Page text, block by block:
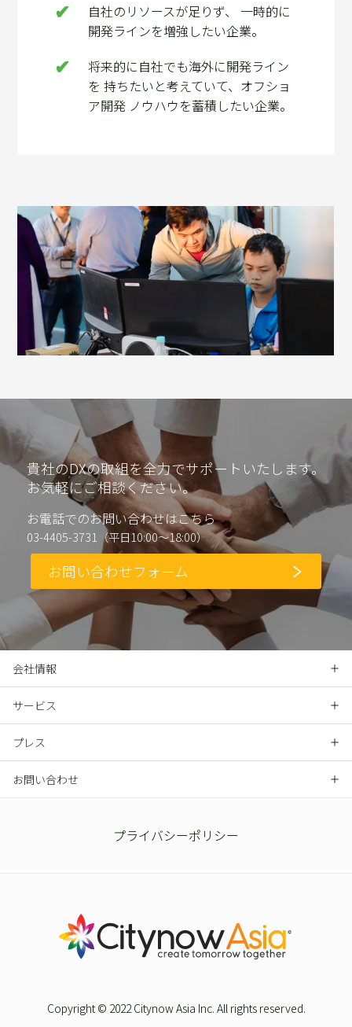
自社のリソースが足りず、 一時的に
開発ラインを増強したい企業。
将来的に自社でも海外に開発ライン
を 持ちたいと考えていて、オフショ
ア開発 ノウハウを蓄積したい企業。
貴社のDXの取組を全力でサポートいたします。
お気軽にご相談ください。
お電話でのお問い合わせはこちら
03-4405-3731（平日10:00～18:00）
お問い合わせフォーム
会社情報
サービス
プレス
お問い合わせ
プライバシーポリシー
Copyright © 2022 Citynow Asia Inc. All rights reserved.